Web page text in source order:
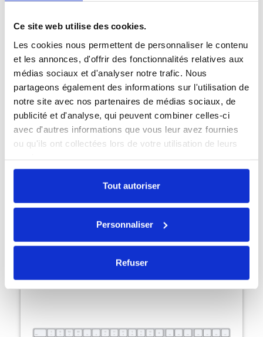
Ce site web utilise des cookies.
Les cookies nous permettent de personnaliser le contenu
et les annonces, d'offrir des fonctionnalités relatives aux
médias sociaux et d'analyser notre trafic. Nous
partageons également des informations sur l'utilisation de
notre site avec nos partenaires de médias sociaux, de
publicité et d'analyse, qui peuvent combiner celles-ci
avec d'autres informations que vous leur avez fournies
ou qu'ils ont collectées lors de votre utilisation de leurs
Tout autoriser
Personnaliser
Refuser
146,30 €